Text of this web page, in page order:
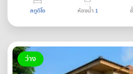
สตูดิโอ ห้องน้ำ 1
ว่าง